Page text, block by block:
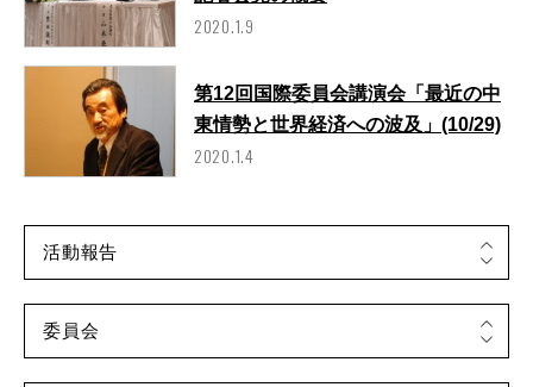
2020.1.9
第12回国際委員会講演会「最近の中
東情勢と世界経済への波及」(10/29)
2020.1.4